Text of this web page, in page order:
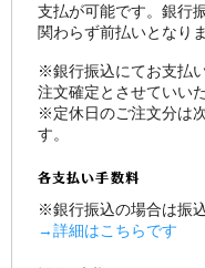
支払が可能です。銀行
関わらず前払いとなりま
※銀行振込にてお支払
注文確定とさせていい
※定休日のご注文分は
す。
※銀行振込の場合は振
→詳細はこちらです